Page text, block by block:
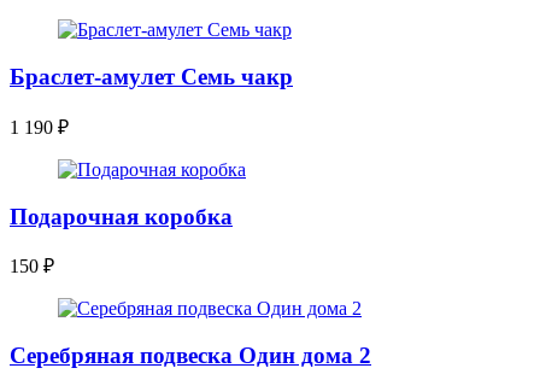
Браслет-амулет Семь чакр
1 190 ₽
Подарочная коробка
150 ₽
Серебряная подвеска Один дома 2